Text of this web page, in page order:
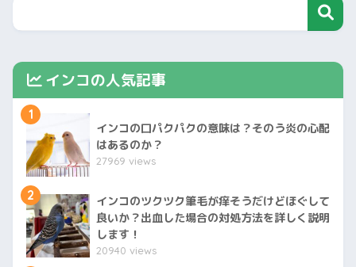
インコの人気記事
1
インコの口パクパクの意味は？そのう炎の心配
はあるのか？
27969 views
2
インコのツクツク筆毛が痒そうだけどほぐして
良いか？出血した場合の対処方法を詳しく説明
します！
20940 views